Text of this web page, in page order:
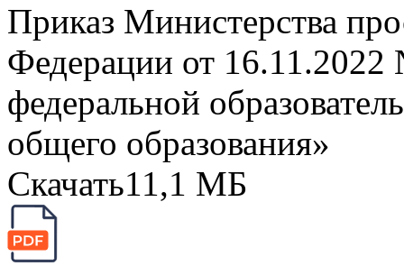
Приказ Министерства
Федерации от
федеральной
общего образования»
Скачать11,1 МБ